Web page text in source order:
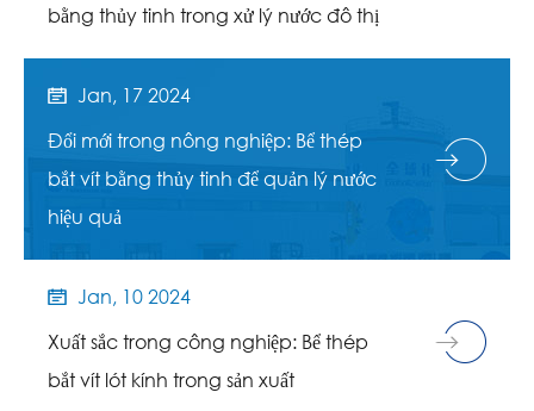
bằng thủy tinh trong xử lý nước đô thị

Jan, 17 2024
Đổi mới trong nông nghiệp: Bể thép
bắt vít bằng thủy tinh để quản lý nước
hiệu quả

Jan, 10 2024
Xuất sắc trong công nghiệp: Bể thép
bắt vít lót kính trong sản xuất